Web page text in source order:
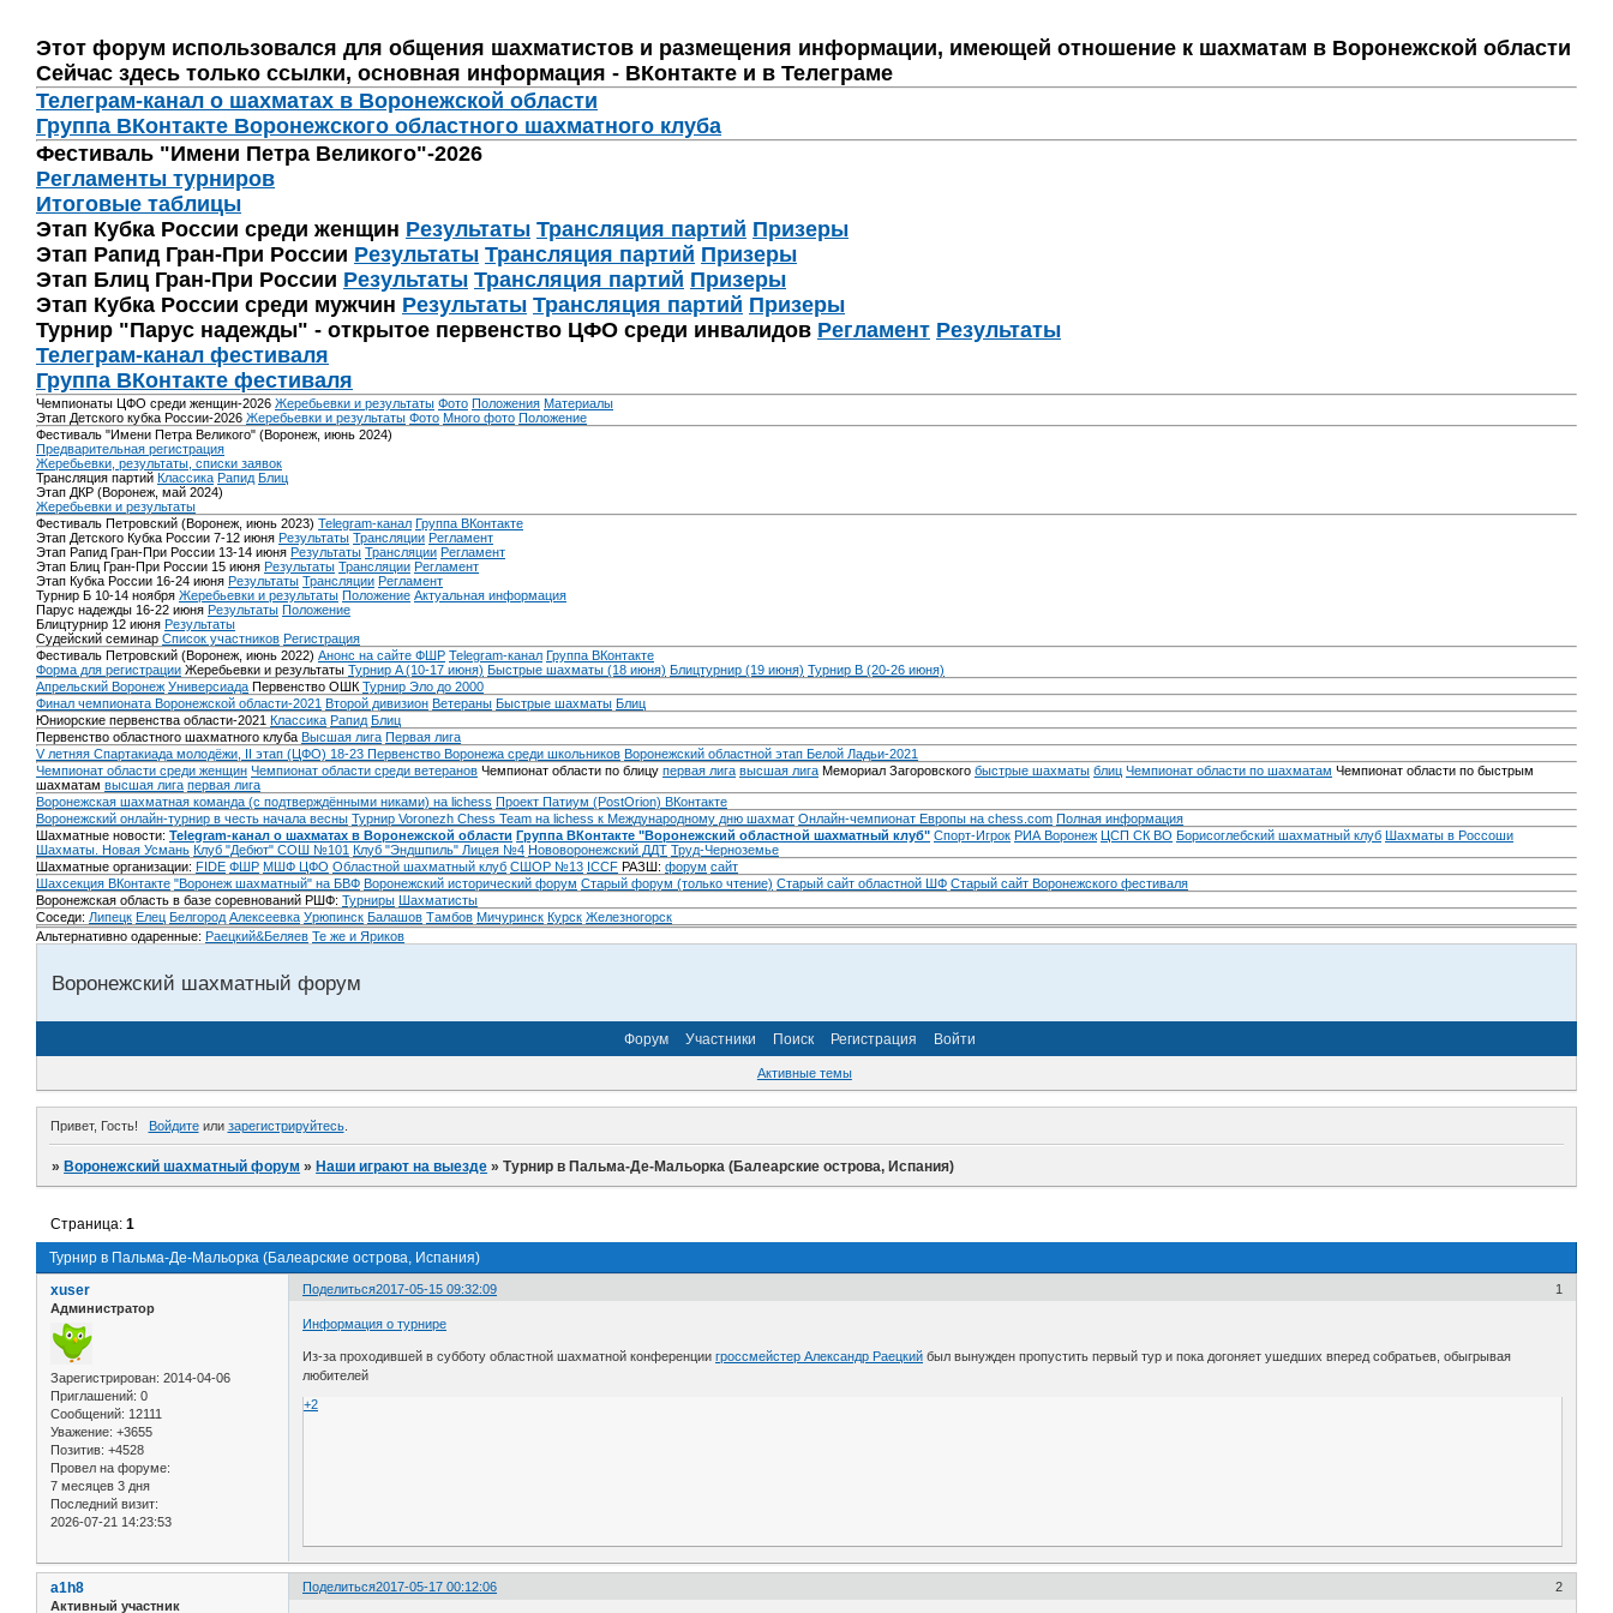
Этот форум использовался для общения шахматистов и размещения информации, имеющей отношение к шахматам в Воронежской области
Сейчас здесь только ссылки, основная информация - ВКонтакте и в Телеграме
Телеграм-канал о шахматах в Воронежской области
Группа ВКонтакте Воронежского областного шахматного клуба
Фестиваль "Имени Петра Великого"-2026
Регламенты турниров
Итоговые таблицы
Этап Кубка России среди женщин Результаты Трансляция партий Призеры
Этап Рапид Гран-При России Результаты Трансляция партий Призеры
Этап Блиц Гран-При России Результаты Трансляция партий Призеры
Этап Кубка России среди мужчин Результаты Трансляция партий Призеры
Турнир "Парус надежды" - открытое первенство ЦФО среди инвалидов Регламент Результаты
Телеграм-канал фестиваля
Группа ВКонтакте фестиваля
Чемпионаты ЦФО среди женщин-2026 Жеребьевки и результаты Фото Положения Материалы
Этап Детского кубка России-2026 Жеребьевки и результаты Фото Много фото Положение
Фестиваль "Имени Петра Великого" (Воронеж, июнь 2024)
Предварительная регистрация
Жеребьевки, результаты, списки заявок
Трансляция партий Классика Рапид Блиц
Этап ДКР (Воронеж, май 2024)
Жеребьевки и результаты
Фестиваль Петровский (Воронеж, июнь 2023) Telegram-канал Группа ВКонтакте
Этап Детского Кубка России 7-12 июня Результаты Трансляции Регламент
Этап Рапид Гран-При России 13-14 июня Результаты Трансляции Регламент
Этап Блиц Гран-При России 15 июня Результаты Трансляции Регламент
Этап Кубка России 16-24 июня Результаты Трансляции Регламент
Турнир Б 10-14 ноября Жеребьевки и результаты Положение Актуальная информация
Парус надежды 16-22 июня Результаты Положение
Блицтурнир 12 июня Результаты
Судейский семинар Список участников Регистрация
Фестиваль Петровский (Воронеж, июнь 2022) Анонс на сайте ФШР Telegram-канал Группа ВКонтакте
Форма для регистрации Жеребьевки и результаты Турнир A (10-17 июня) Быстрые шахматы (18 июня) Блицтурнир (19 июня) Турнир B (20-26 июня)
Апрельский Воронеж Универсиада Первенство ОШК Турнир Эло до 2000
Финал чемпионата Воронежской области-2021 Второй дивизион Ветераны Быстрые шахматы Блиц
Юниорские первенства области-2021 Классика Рапид Блиц
Первенство областного шахматного клуба Высшая лига Первая лига
V летняя Спартакиада молодёжи, II этап (ЦФО) 18-23 Первенство Воронежа среди школьников Воронежский областной этап Белой Ладьи-2021
Чемпионат области среди женщин Чемпионат области среди ветеранов Чемпионат области по блицу первая лига высшая лига Мемориал Загоровского быстрые шахматы блиц Чемпионат области по шахматам Чемпионат области по быстрым
шахматам высшая лига первая лига
Воронежская шахматная команда (с подтверждёнными никами) на lichess Проект Патиум (PostOrion) ВКонтакте
Воронежский онлайн-турнир в честь начала весны Турнир Voronezh Chess Team на lichess к Международному дню шахмат Онлайн-чемпионат Европы на chess.com Полная информация
Шахматные новости: Telegram-канал о шахматах в Воронежской области Группа ВКонтакте "Воронежский областной шахматный клуб" Спорт-Игрок РИА Воронеж ЦСП СК ВО Борисоглебский шахматный клуб Шахматы в Россоши
Шахматы. Новая Усмань Клуб "Дебют" СОШ №101 Клуб "Эндшпиль" Лицея №4 Нововоронежский ДДТ Труд-Черноземье
Шахматные организации: FIDE ФШР МШФ ЦФО Областной шахматный клуб СШОР №13 ICCF РАЗШ: форум сайт
Шахсекция ВКонтакте "Воронеж шахматный" на БВФ Воронежский исторический форум Cтарый форум (только чтение) Старый сайт областной ШФ Старый сайт Воронежского фестиваля
Воронежская область в базе соревнований РШФ: Турниры Шахматисты
Соседи: Липецк Елец Белгород Алексеевка Урюпинск Балашов Тамбов Мичуринск Курск Железногорск
Альтернативно одаренные: Раецкий&Беляев Те же и Яриков
Воронежский шахматный форум
Форум Участники Поиск Регистрация Войти
Активные темы
Привет, Гость! Войдитеили зарегистрируйтесь.
»Воронежский шахматный форум »Наши играют на выезде »Турнир в Пальма-Де-Мальорка (Балеарские острова, Испания)
Турнир в Пальма-Де-Мальорка (Балеарские острова, Испания)
Страница:1
Поделиться 1
2017-05-15 09:32:09
xuser
Администратор
Зарегистрирован: 2014-04-06
Приглашений: 0
Сообщений: 12111
Уважение: +3655
Позитив: +4528
Провел на форуме:
7 месяцев 3 дня
Последний визит:
2026-07-21 14:23:53
Информация о турнире
Из-за проходившей в субботу областной шахматной конференциигроссмейстер Александр Раецкий был вынужден пропустить первый тур и пока догоняет ушедших вперед собратьев, обыгрывая
любителей
+2
Поделиться 2
2017-05-17 00:12:06
a1h8
Активный участник